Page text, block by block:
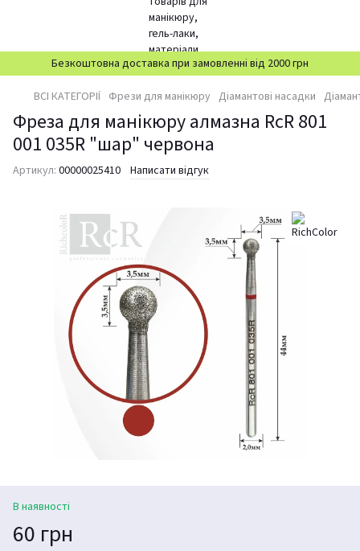
Безкоштовна доставка при замовленні від 2000 грн
ВСІ КАТЕГОРІЇ Фрези для манікюру Діамантові насадки
Фреза для манікюру алмазна RcR 801
001 035R "шар" червона
Артикул: 00000025410 Написати відгук
В наявності
60 грн